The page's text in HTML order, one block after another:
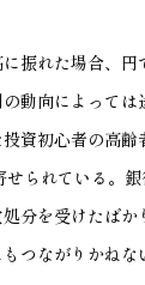
振れた場合、
動向によって
資初心者の高齢
せられている。
分を受けたば
つながりかねな